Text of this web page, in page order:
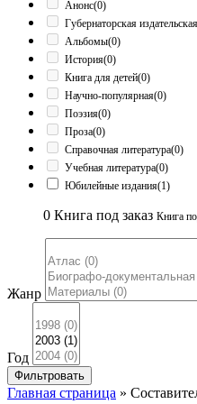
Анонс(0)
Губернаторская
Альбомы(0)
История(0)
Книга для детей(0)
Научно-популярная(0)
Поэзия(0)
Проза(0)
Справочная литература(0)
Учебная литература(0)
Юбилейные издания(1)
0 Книга под заказ Книга
Жанр
Год
Фильтровать
Главная страница »